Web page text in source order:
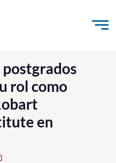
contenido
postgrados
rol como
en